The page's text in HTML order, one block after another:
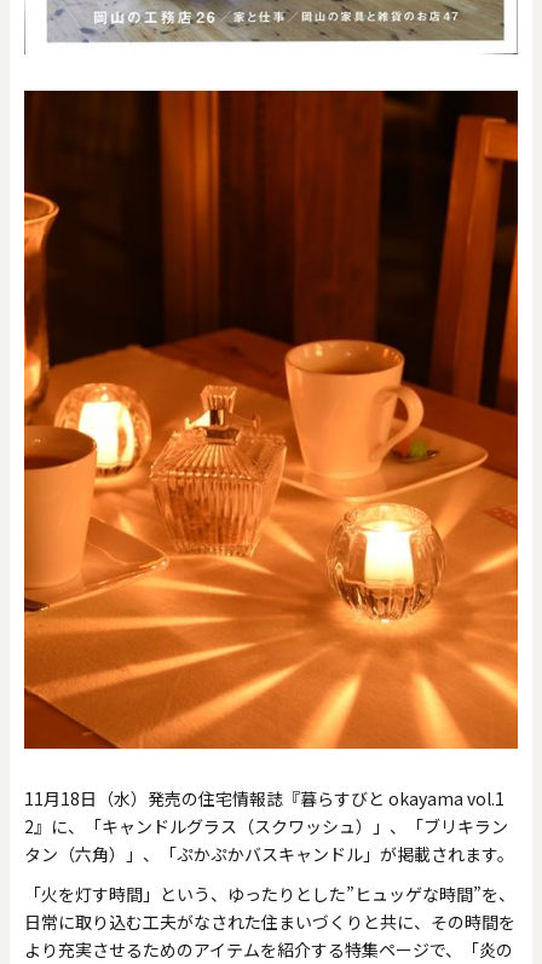
11月18日（水）発売の住宅情報誌『暮らすびと okayama vol.1
2』に、「キャンドルグラス（スクワッシュ）」、「ブリキラン
タン（六角）」、「ぷかぷかバスキャンドル」が掲載されます。
「火を灯す時間」という、ゆったりとした”ヒュッゲな時間”を、
日常に取り込む工夫がなされた住まいづくりと共に、その時間を
より充実させるためのアイテムを紹介する特集ページで、「炎の